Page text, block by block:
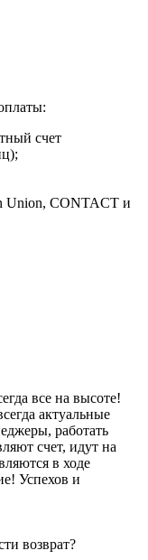
счет
Union, CONTACT и
все на высоте!
актуальные
работать
счет, идут на
в ходе
Успехов и
возврат?